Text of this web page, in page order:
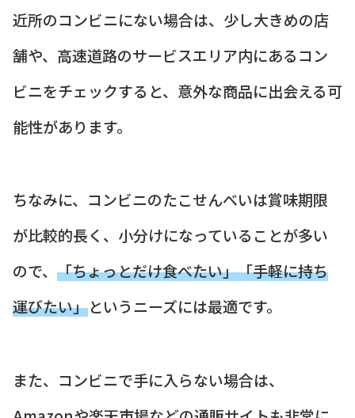
近所のコンビニにない場合は、少し大きめの店
舗や、高速道路のサービスエリア内にあるコン
ビニをチェックすると、意外な商品に出会える可
能性があります。
ちなみに、コンビニのたこせんべいは賞味期限
が比較的長く、小分けになっていることが多い
ので、 「ちょっとだけ食べたい」「手軽に持ち
運びたい」というニーズには最適です。
また、コンビニで手に入らない場合は、